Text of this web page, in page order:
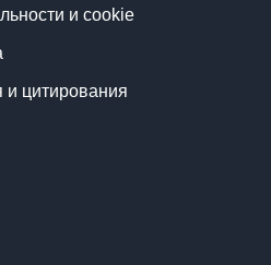
и cookie
и цитирования